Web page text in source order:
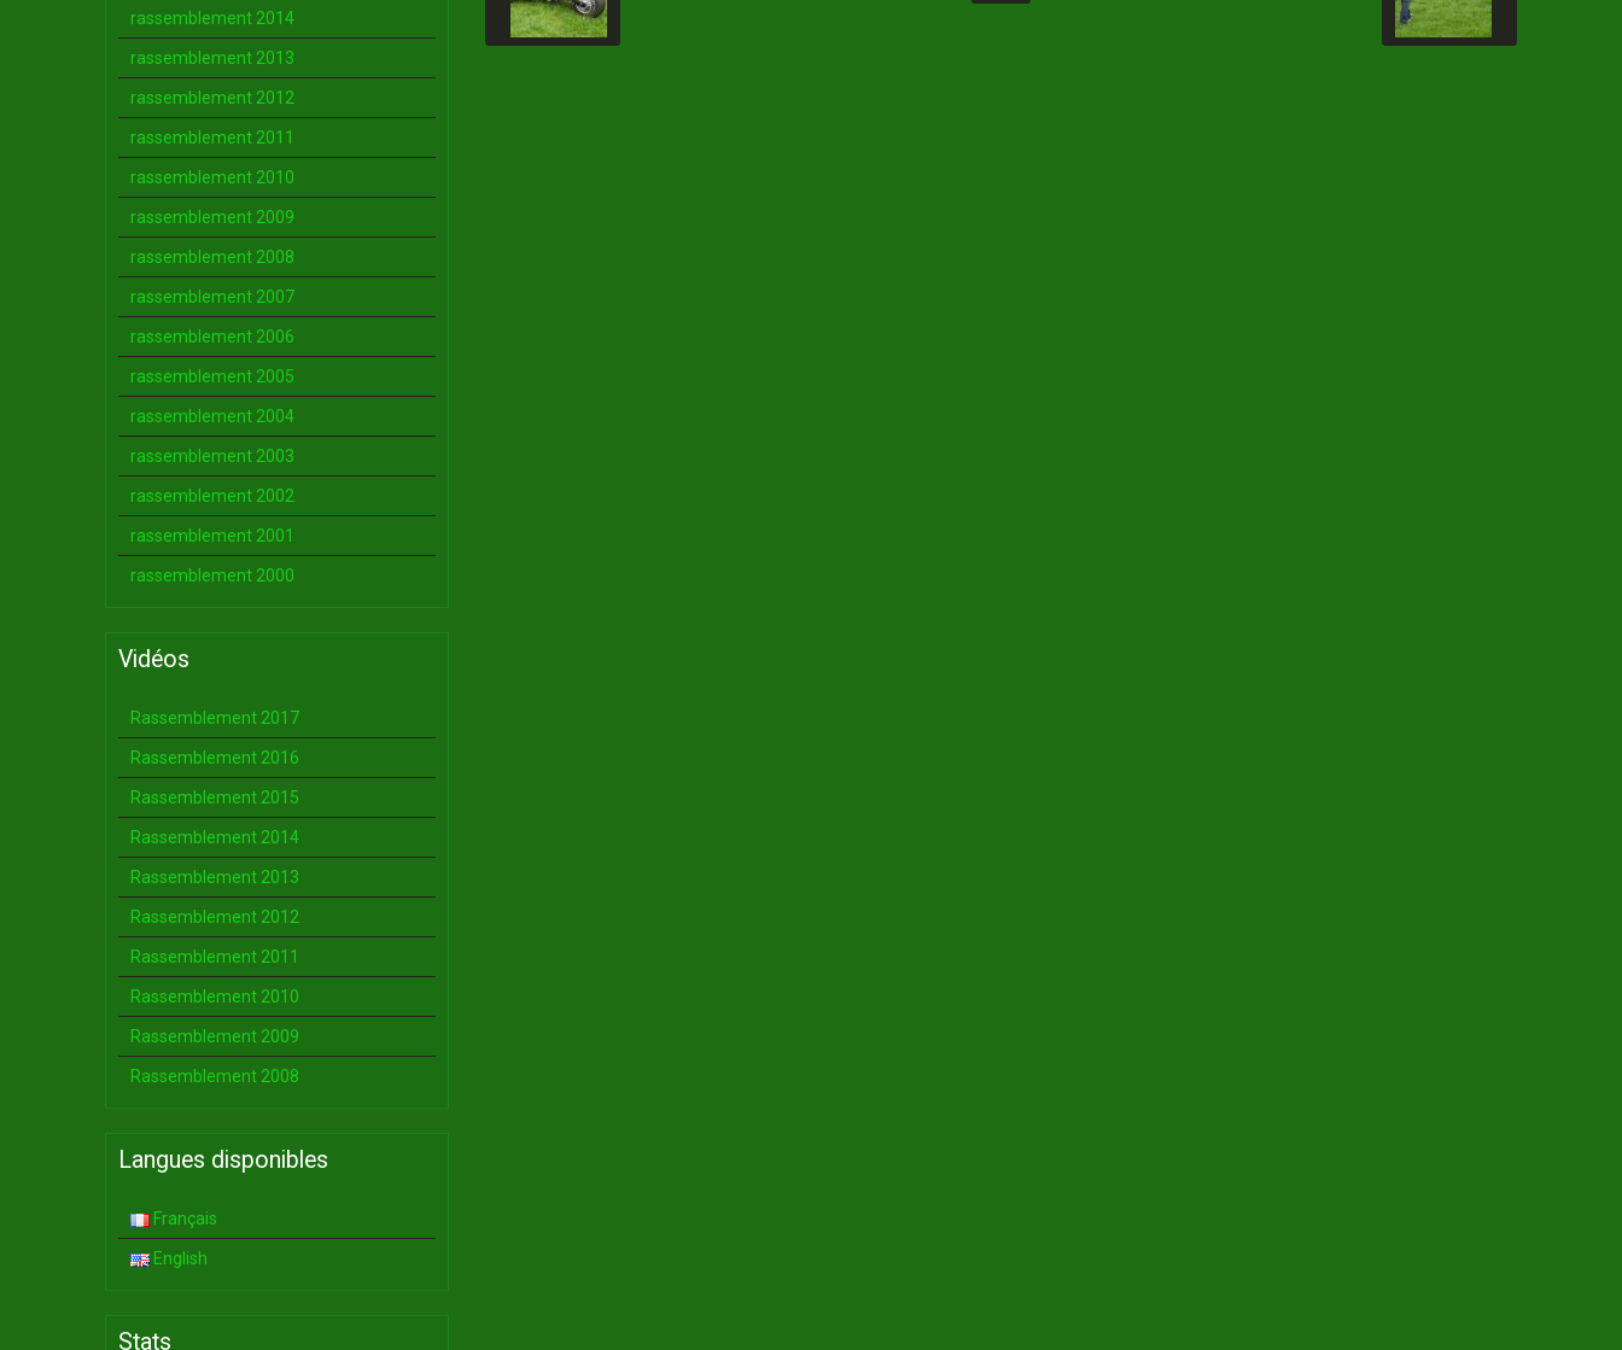
rassemblement 2014
rassemblement 2013
rassemblement 2012
rassemblement 2011
rassemblement 2010
rassemblement 2009
rassemblement 2008
rassemblement 2007
rassemblement 2006
rassemblement 2005
rassemblement 2004
rassemblement 2003
rassemblement 2002
rassemblement 2001
rassemblement 2000
Vidéos
Rassemblement 2017
Rassemblement 2016
Rassemblement 2015
Rassemblement 2014
Rassemblement 2013
Rassemblement 2012
Rassemblement 2011
Rassemblement 2010
Rassemblement 2009
Rassemblement 2008
Langues disponibles
Français
English
Stats